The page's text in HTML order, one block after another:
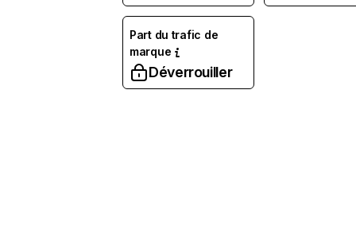
Part du trafic de
marque
Déverrouiller